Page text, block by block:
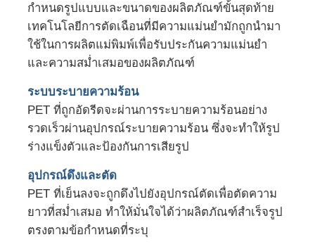
กำหนดรูปแบบและขนาดของผลิตภัณฑ์ขั้นสุดท้าย
เทคโนโลยีการตัดเฉือนที่มีความแม่นยำมักถูกนำมา
ใช้ในการผลิตแม่พิมพ์เพื่อรับประกันความแม่นยำ
และความสม่ำเสมอของผลิตภัณฑ์
ระบบระบายความร้อน
PET ที่ถูกอัดรีดจะผ่านการระบายความร้อนอย่าง
รวดเร็วผ่านอุปกรณ์ระบายความร้อน ซึ่งจะทำให้รูป
ร่างแข็งตัวและป้องกันการเสียรูป
อุปกรณ์ดึงและตัด
PET ที่เย็นลงจะถูกดึงไปยังอุปกรณ์ตัดเพื่อตัดความ
ยาวที่สม่ำเสมอ ทำให้มั่นใจได้ว่าผลิตภัณฑ์สำเร็จรูป
ตรงตามข้อกำหนดที่ระบุ